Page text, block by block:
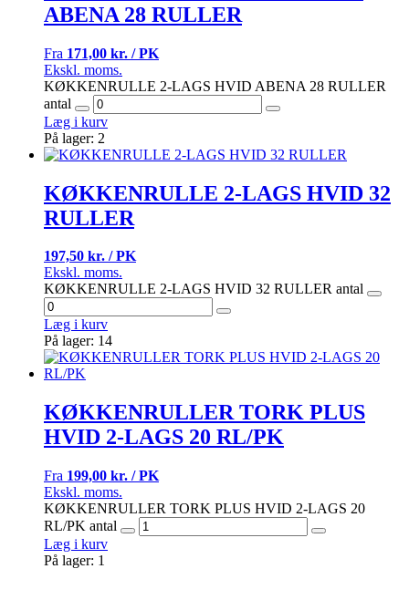
ABENA 28 RULLER
Fra 171,00 kr. / PK
Ekskl. moms.
KØKKENRULLE 2-LAGS HVID ABENA 28 RULLER
antal
Læg i kurv
På lager: 2
KØKKENRULLE 2-LAGS HVID 32
RULLER
197,50 kr. / PK
Ekskl. moms.
KØKKENRULLE 2-LAGS HVID 32 RULLER antal
Læg i kurv
På lager: 14
KØKKENRULLER TORK PLUS
HVID 2-LAGS 20 RL/PK
Fra 199,00 kr. / PK
Ekskl. moms.
KØKKENRULLER TORK PLUS HVID 2-LAGS 20
RL/PK antal
Læg i kurv
På lager: 1